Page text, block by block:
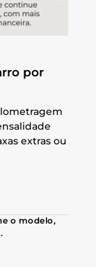
por
extras ou
o modelo,